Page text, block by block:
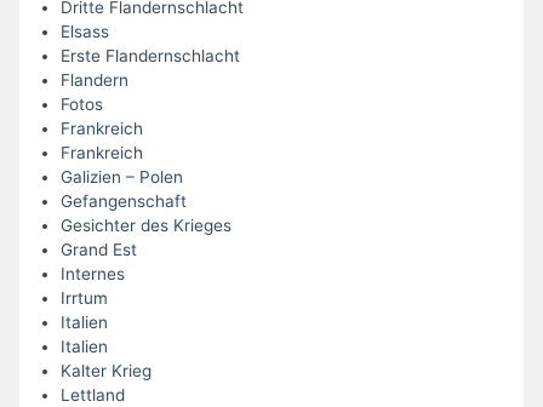
Dritte Flandernschlacht
Elsass
Erste Flandernschlacht
Flandern
Fotos
Frankreich
Frankreich
Galizien – Polen
Gefangenschaft
Gesichter des Krieges
Grand Est
Internes
Irrtum
Italien
Italien
Kalter Krieg
Lettland